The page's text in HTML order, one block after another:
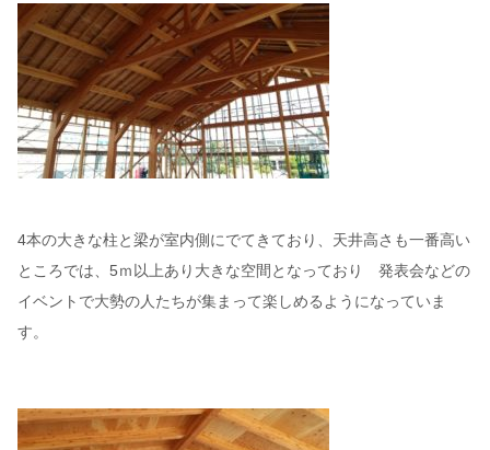
4本の大きな柱と梁が室内側にでてきており、天井高さも一番高い
ところでは、5ｍ以上あり大きな空間となっており 発表会などの
イベントで大勢の人たちが集まって楽しめるようになっていま
す。